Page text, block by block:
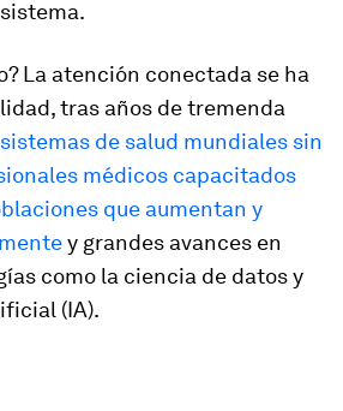
La atención conectada se ha
tras años de tremenda
de salud mundiales sin
médicos capacitados
que aumentan y
y grandes avances en
como la ciencia de datos y
(IA).